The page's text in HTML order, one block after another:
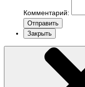
Комментарий:
Отправить
Закрыть